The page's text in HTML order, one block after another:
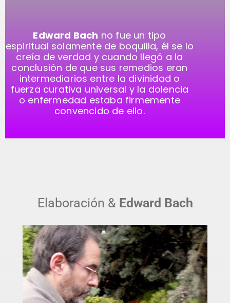
Edward Bach no fue un tipo
espiritual solamente de boquilla, él se lo
creía de verdad y cuando llegó a la
conclusión de que sus remedios eran
intermediarios entre la divinidad o
fuerza curativa universal y la dolencia
o enfermedad estaba firmemente
convencido de ello.
Elaboración & Edward Bach